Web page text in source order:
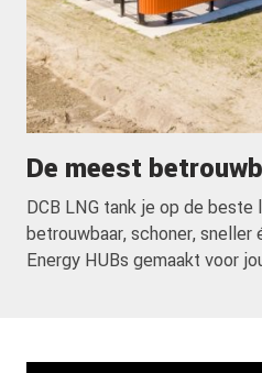
De meest
DCB LNG tank je op de
betrouwbaar, schoner,
Energy HUBs gemaakt voor